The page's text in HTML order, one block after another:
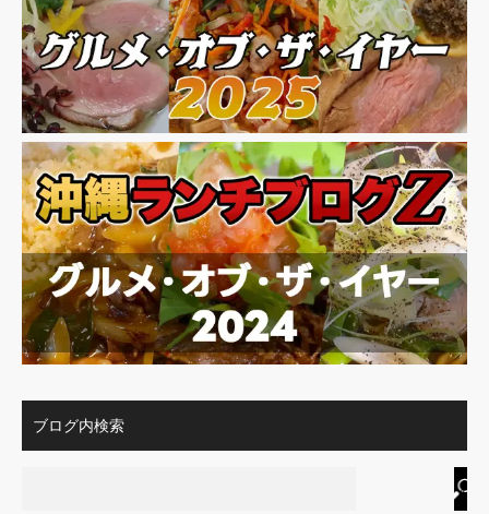
ブログ内検索